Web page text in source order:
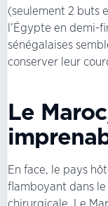
(seulement 2 buts
l’Égypte en demi-
sénégalaises
conserver leur
Le
En face, le pays
flamboyant dans le
chirurgicale. Le